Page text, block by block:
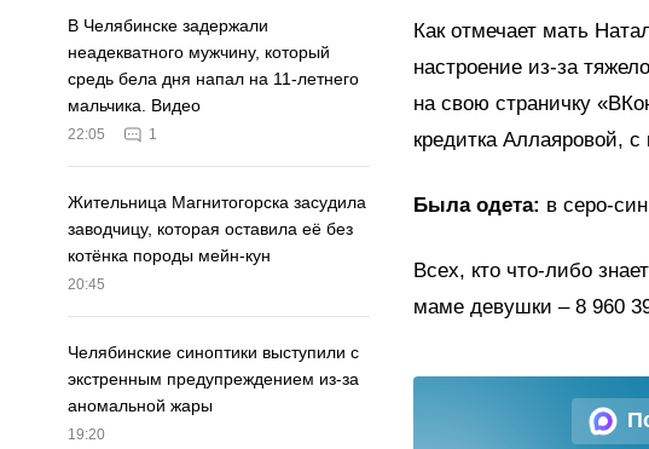
В Челябинске задержали
неадекватного мужчину, который
средь бела дня напал на 11-летнего
мальчика. Видео
22:05 1
Жительница Магнитогорска засудила
заводчицу, которая оставила её без
котёнка породы мейн-кун
20:45
Челябинские синоптики выступили с
экстренным предупреждением из-за
аномальной жары
19:20
Как отмечает мать
настроение из-за
на свою страничку
кредитка Аллаяровой,
Была одета: в серо-
Всех, кто что-либо
маме девушки – 8 960